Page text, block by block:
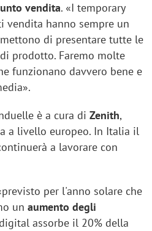
vendita. «I temporary
hanno sempre un
di presentare tutte le
prodotto. Faremo molte
funzionano davvero bene e
è a cura di Zenith,
a livello europeo. In Italia il
a lavorare con
per l'anno solare che
un aumento degli
assorbe il 20% della